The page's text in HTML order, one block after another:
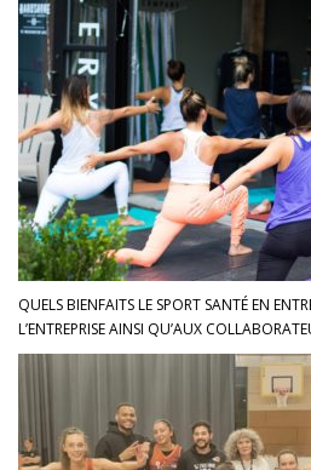
QUELS BIENFAITS LE SPORT SANTÉ EN
L’ENTREPRISE AINSI QU’AUX